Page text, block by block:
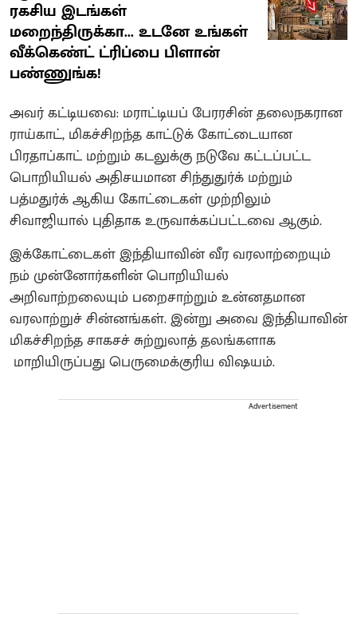
ரகசிய இடங்கள்
மறைந்திருக்கா... உடனே உங்கள்
வீக்கெண்ட் ட்ரிப்பை பிளான்
பண்ணுங்க!
அவர் கட்டியவை: மராட்டியப் பேரரசின் தலைநகரான
ராய்காட், மிகச்சிறந்த காட்டுக் கோட்டையான
பிரதாப்காட் மற்றும் கடலுக்கு நடுவே கட்டப்பட்ட
பொறியியல் அதிசயமான சிந்துதுர்க் மற்றும்
பத்மதுர்க் ஆகிய கோட்டைகள் முற்றிலும்
சிவாஜியால் புதிதாக உருவாக்கப்பட்டவை ஆகும்.
இக்கோட்டைகள் இந்தியாவின் வீர வரலாற்றையும்
நம் முன்னோர்களின் பொறியியல்
அறிவாற்றலையும் பறைசாற்றும் உன்னதமான
வரலாற்றுச் சின்னங்கள். இன்று அவை இந்தியாவின்
மிகச்சிறந்த சாகசச் சுற்றுலாத் தலங்களாக
மாறியிருப்பது பெருமைக்குரிய விஷயம்.
Advertisement